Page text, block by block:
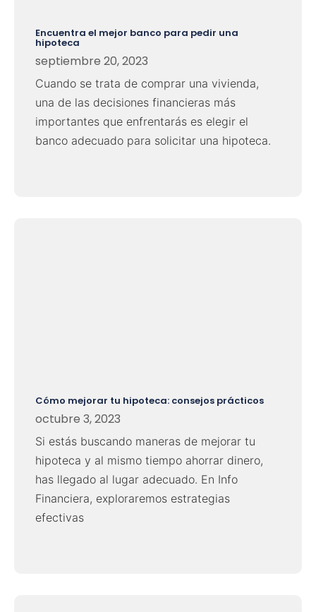
Encuentra el mejor banco para pedir una
hipoteca
septiembre 20, 2023
Cuando se trata de comprar una vivienda,
una de las decisiones financieras más
importantes que enfrentarás es elegir el
banco adecuado para solicitar una hipoteca.
Cómo mejorar tu hipoteca: consejos prácticos
octubre 3, 2023
Si estás buscando maneras de mejorar tu
hipoteca y al mismo tiempo ahorrar dinero,
has llegado al lugar adecuado. En Info
Financiera, exploraremos estrategias
efectivas